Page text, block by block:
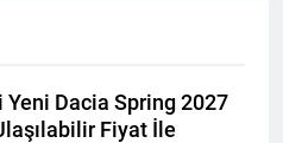
Yeni Dacia Spring 2027
Fiyat İle